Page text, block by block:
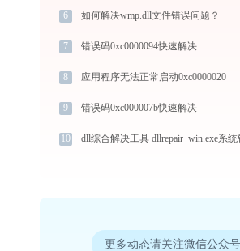
6 如何解决wmp.dll文件错误问题？
7 错误码0xc0000094快速解决
8 应用程序无法正常启动0xc0000020
9 错误码0xc000007b快速解决
10
更多动态请关注微信公众号